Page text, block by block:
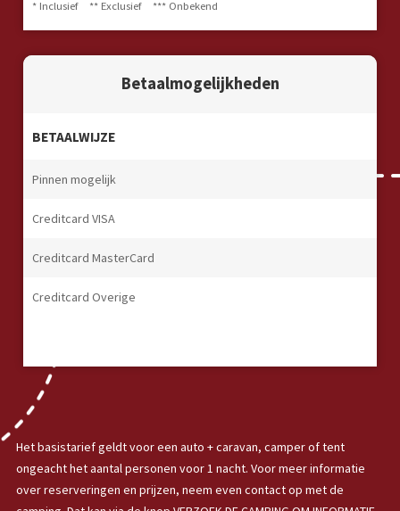
* Inclusief ** Exclusief *** Onbekend
Betaalmogelijkheden
BETAALWIJZE
Pinnen mogelijk
Creditcard VISA
Creditcard MasterCard
Creditcard Overige
Het basistarief geldt voor een auto + caravan, camper of tent
ongeacht het aantal personen voor 1 nacht. Voor meer informatie
over reserveringen en prijzen, neem even contact op met de